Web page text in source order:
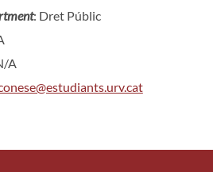
: Dret Públic
A